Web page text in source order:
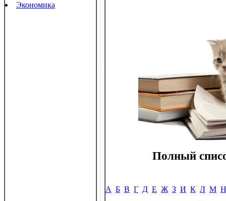
Экономика
Полный
А Б В Г Д Е Ж З И К Л М Н